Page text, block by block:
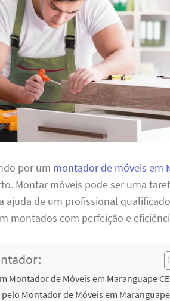
por um montador de móveis em
Montar móveis pode ser uma
ajuda de um profissional
montados com perfeição e
Montador de Móveis em Maranguape
Montador de Móveis em Maranguape